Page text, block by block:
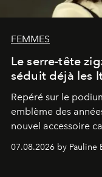
FEMMES
Le serre-tête
séduit déjà les
Repéré sur le
emblème des
nouvel accessoire
s'arrachent déjà.
07.08.2026 by Pauline